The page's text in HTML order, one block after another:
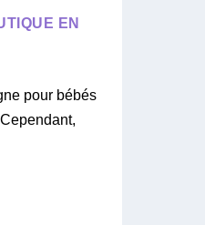
EN
pour bébés